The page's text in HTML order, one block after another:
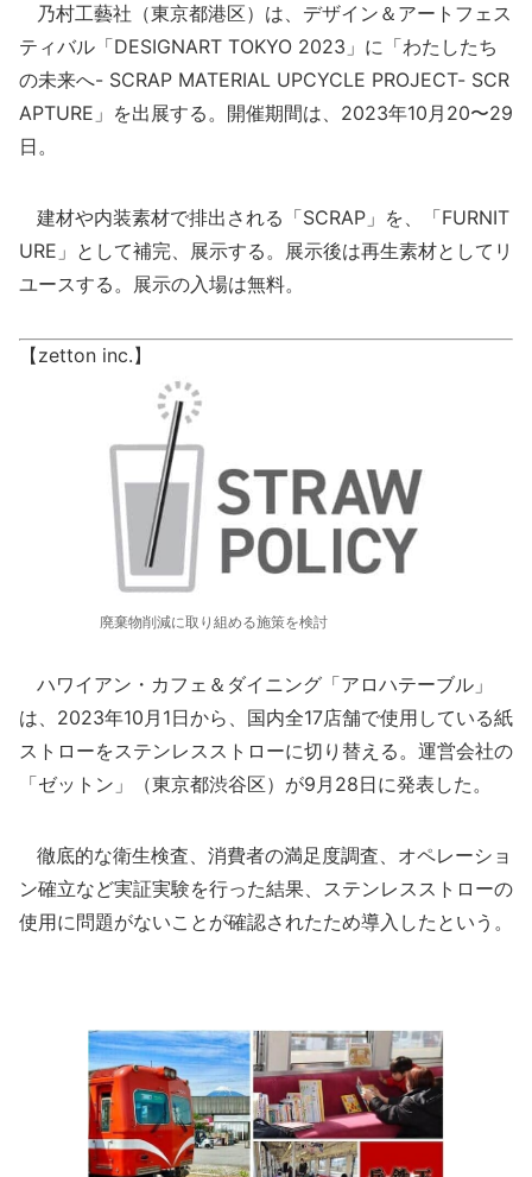
乃村工藝社（東京都港区）は、デザイン＆アートフェス
ティバル「DESIGNART TOKYO 2023」に「わたしたち
の未来へ- SCRAP MATERIAL UPCYCLE PROJECT- SCR
APTURE」を出展する。開催期間は、2023年10月20〜29
日。
建材や内装素材で排出される「SCRAP」を、「FURNIT
URE」として補完、展示する。展示後は再生素材としてリ
ユースする。展示の入場は無料。
【zetton inc.】
廃棄物削減に取り組める施策を検討
ハワイアン・カフェ＆ダイニング「アロハテーブル」
は、2023年10月1日から、国内全17店舗で使用している紙
ストローをステンレスストローに切り替える。運営会社の
「ゼットン」（東京都渋谷区）が9月28日に発表した。
徹底的な衛生検査、消費者の満足度調査、オペレーショ
ン確立など実証実験を行った結果、ステンレスストローの
使用に問題がないことが確認されたため導入したという。